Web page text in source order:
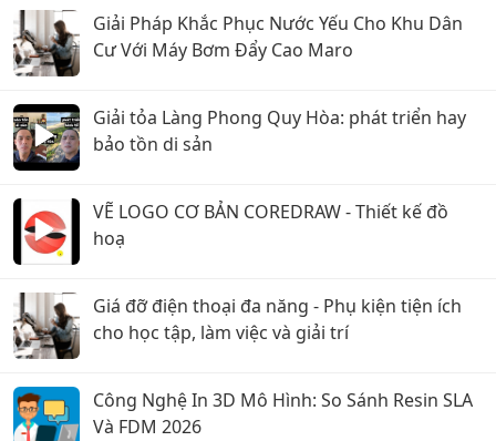
Giải Pháp Khắc Phục Nước Yếu Cho Khu Dân
Cư Với Máy Bơm Đẩy Cao Maro
Giải tỏa Làng Phong Quy Hòa: phát triển hay
bảo tồn di sản
VẼ LOGO CƠ BẢN COREDRAW - Thiết kế đồ
hoạ
Giá đỡ điện thoại đa năng - Phụ kiện tiện ích
cho học tập, làm việc và giải trí
Công Nghệ In 3D Mô Hình: So Sánh Resin SLA
Và FDM 2026